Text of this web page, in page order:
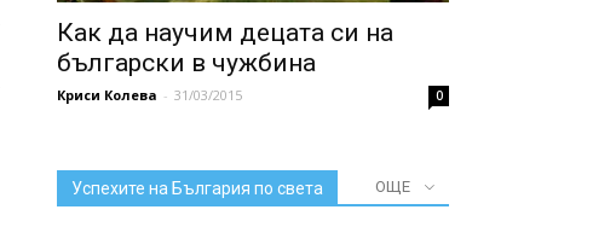
Как да научим децата си на
български в чужбина
Криси Колева - 31/03/2015 0
Успехите на България по света ОЩЕ